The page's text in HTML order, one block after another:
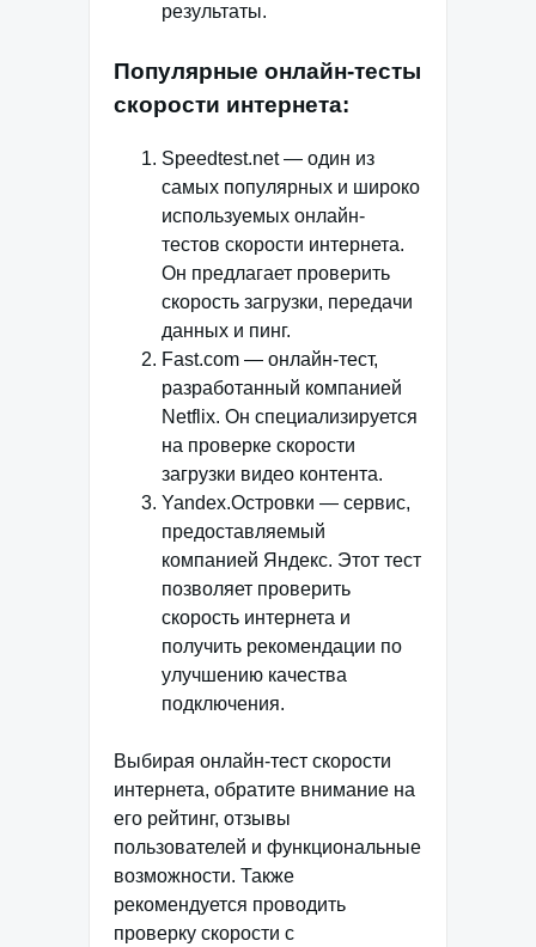
результаты.
Популярные онлайн-тесты
скорости интернета:
Speedtest.net — один из
самых популярных и широко
используемых онлайн-
тестов скорости интернета.
Он предлагает проверить
скорость загрузки, передачи
данных и пинг.
Fast.com — онлайн-тест,
разработанный компанией
Netflix. Он специализируется
на проверке скорости
загрузки видео контента.
Yandex.Островки — сервис,
предоставляемый
компанией Яндекс. Этот тест
позволяет проверить
скорость интернета и
получить рекомендации по
улучшению качества
подключения.
Выбирая онлайн-тест скорости
интернета, обратите внимание на
его рейтинг, отзывы
пользователей и функциональные
возможности. Также
рекомендуется проводить
проверку скорости с